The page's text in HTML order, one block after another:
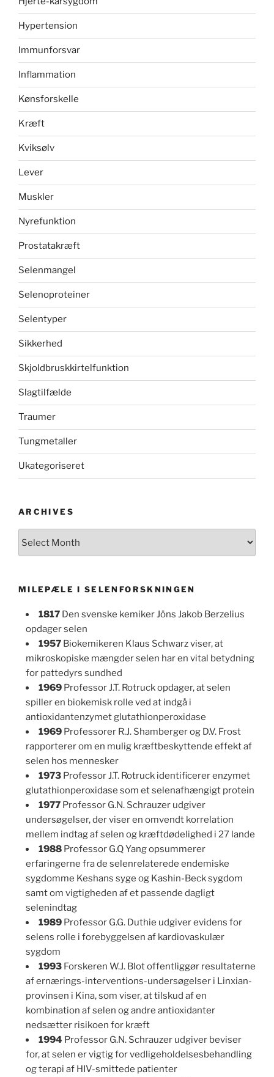
Hypertension
Immunforsvar
Inflammation
Kønsforskelle
Kræft
Kviksølv
Lever
Muskler
Nyrefunktion
Prostatakræft
Selenmangel
Selenoproteiner
Selentyper
Sikkerhed
Skjoldbruskkirtelfunktion
Slagtilfælde
Traumer
Tungmetaller
Ukategoriseret
ARCHIVES
MILEPÆLE I SELENFORSKNINGEN
1817 Den svenske kemiker Jöns Jakob Berzelius
opdager selen
1957 Biokemikeren Klaus Schwarz viser, at
mikroskopiske mængder selen har en vital betydning
for pattedyrs sundhed
1969 Professor J.T. Rotruck opdager, at selen
spiller en biokemisk rolle ved at indgå i
antioxidantenzymet glutathionperoxidase
1969 Professorer R.J. Shamberger og D.V. Frost
rapporterer om en mulig kræftbeskyttende effekt af
selen hos mennesker
1973 Professor J.T. Rotruck identificerer enzymet
glutathionperoxidase som et selenafhængigt protein
1977 Professor G.N. Schrauzer udgiver
undersøgelser, der viser en omvendt korrelation
mellem indtag af selen og kræftdødelighed i 27 lande
1988 Professor G.Q Yang opsummerer
erfaringerne fra de selenrelaterede endemiske
sygdomme Keshans syge og Kashin-Beck sygdom
samt om vigtigheden af et passende dagligt
selenindtag
1989 Professor G.G. Duthie udgiver evidens for
selens rolle i forebyggelsen af kardiovaskulær
sygdom
1993 Forskeren W.J. Blot offentliggør resultaterne
af ernærings-interventions-undersøgelser i Linxian-
provinsen i Kina, som viser, at tilskud af en
kombination af selen og andre antioxidanter
nedsætter risikoen for kræft
1994 Professor G.N. Schrauzer udgiver beviser
for, at selen er vigtig for vedligeholdelsesbehandling
og terapi af HIV-smittede patienter